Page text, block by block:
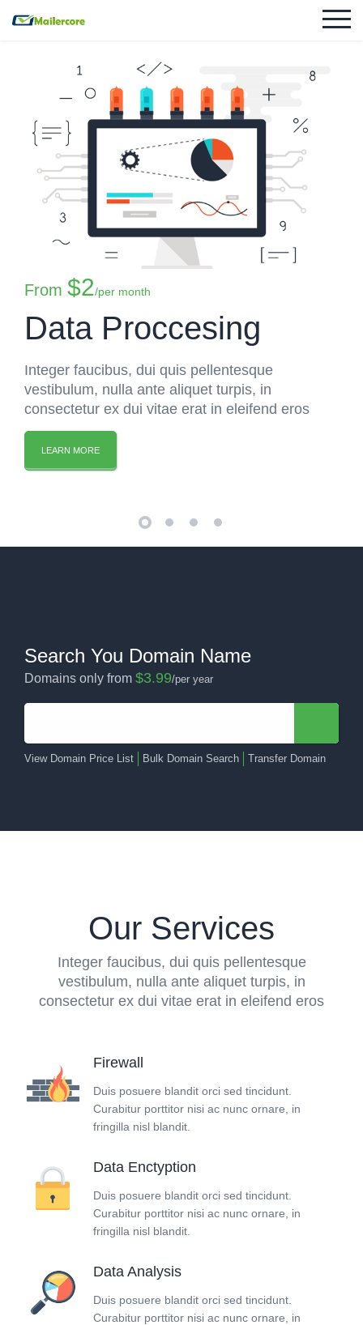
From $2/per month
Data Proccesing
Integer faucibus, dui quis pellentesque
vestibulum, nulla ante aliquet turpis, in
consectetur ex dui vitae erat in eleifend eros
LEARN MORE
Search You Domain Name
Domains only from $3.99/per year
View Domain Price List Bulk Domain Search Transfer Domain
Our Services
Integer faucibus, dui quis pellentesque
vestibulum, nulla ante aliquet turpis, in
consectetur ex dui vitae erat in eleifend eros
Firewall
Duis posuere blandit orci sed tincidunt.
Curabitur porttitor nisi ac nunc ornare, in
fringilla nisl blandit.
Data Enctyption
Duis posuere blandit orci sed tincidunt.
Curabitur porttitor nisi ac nunc ornare, in
fringilla nisl blandit.
Data Analysis
Duis posuere blandit orci sed tincidunt.
Curabitur porttitor nisi ac nunc ornare, in